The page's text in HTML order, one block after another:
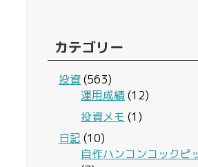
カテゴリー
投資(563)
運用成績(12)
投資メモ (1)
日記 (10)
自作ハンコンコックピ